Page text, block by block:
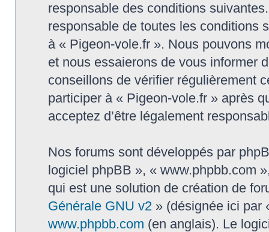
responsable des conditions
responsable de toutes les conditions
à « Pigeon-vole.fr ». Nous pouvons
et nous essaierons de vous informer
conseillons de vérifier régulièrement
participer à « Pigeon-vole.fr » après
acceptez d’être légalement
Nos forums sont développés par
logiciel phpBB », « www.phpbb.com
qui est une solution de création de
Générale GNU v2 » (désignée ici par
www.phpbb.com (en anglais). Le